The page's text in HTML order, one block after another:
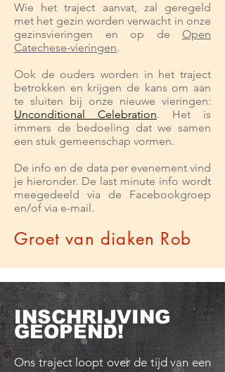
Wie het traject aanvat, zal geregeld
met het gezin worden verwacht in onze
gezinsvieringen en op de Open
Catechese-vieringen.
Ook de ouders worden in het traject
betrokken en krijgen de kans om aan
te sluiten bij onze nieuwe vieringen:
Unconditional Celebration. Het is
immers de bedoeling dat we samen
een stuk gemeenschap vormen.
De info en de data per evenement vind
je hieronder. De last minute info wordt
meegedeeld via de Facebookgroep
en/of via e-mail.
Groet van diaken Rob
INSCHRIJVING
GEOPEND!
Ons traject loopt over de tijd van een